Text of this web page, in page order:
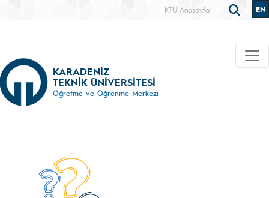
KTÜ Anasayfa EN
KARADENİZ
TEKNİK ÜNİVERSİTESİ
Öğretme ve Öğrenme Merkezi